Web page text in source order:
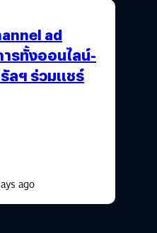
ad
รทั้งออนไลน์-
ลฯ ร่วมแชร์
ago